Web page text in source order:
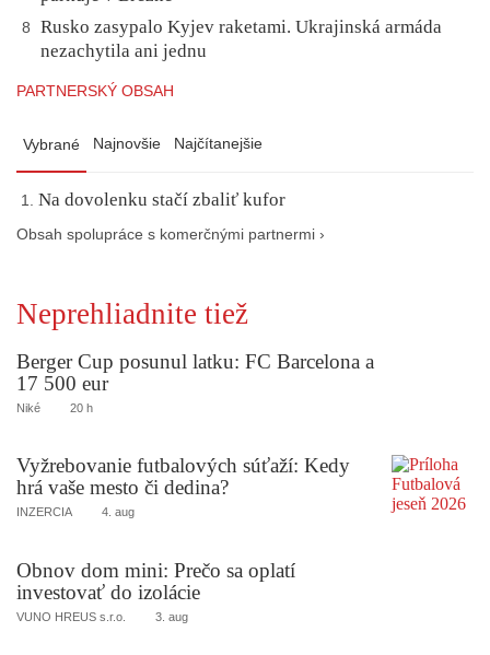
8
Rusko zasypalo Kyjev raketami. Ukrajinská armáda
nezachytila ani jednu
PARTNERSKÝ OBSAH
Vybrané Najnovšie Najčítanejšie
Na dovolenku stačí zbaliť kufor
Obsah spolupráce s komerčnými partnermi ›
Neprehliadnite tiež
Berger Cup posunul latku: FC Barcelona a
17 500 eur
Niké 20 h
Vyžrebovanie futbalových súťaží: Kedy
hrá vaše mesto či dedina?
INZERCIA 4. aug
Obnov dom mini: Prečo sa oplatí
investovať do izolácie
VUNO HREUS s.r.o. 3. aug